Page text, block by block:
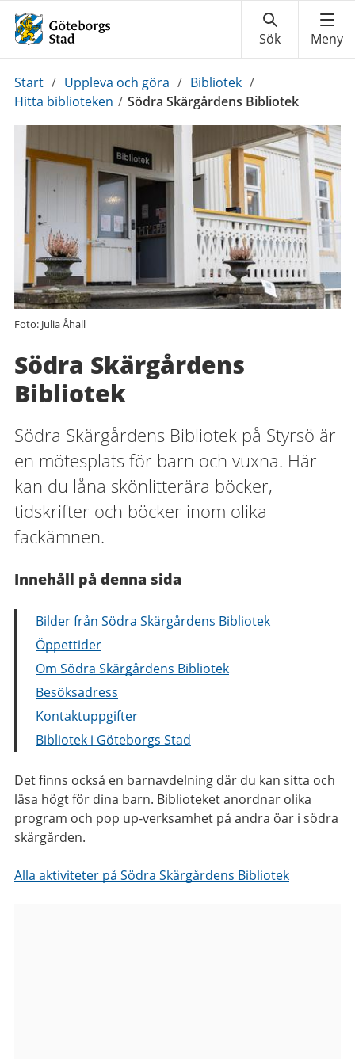
Du
är
Start / Uppleva och göra / Bibliotek /
Hitta biblioteken / Södra Skärgårdens Bibliotek
Foto: Julia Åhall
Södra Skärgårdens
Bibliotek
Södra Skärgårdens Bibliotek på Styrsö är
en mötesplats för barn och vuxna. Här
kan du låna skönlitterära böcker,
tidskrifter och böcker inom olika
fackämnen.
Innehåll på denna sida
Bilder från Södra Skärgårdens Bibliotek
Öppettider
Om Södra Skärgårdens Bibliotek
Besöksadress
Kontaktuppgifter
Bibliotek i Göteborgs Stad
Det finns också en barnavdelning där du kan sitta och
läsa högt för dina barn. Biblioteket anordnar olika
program och pop up-verksamhet på andra öar i södra
skärgården.
Alla aktiviteter på Södra Skärgårdens Bibliotek